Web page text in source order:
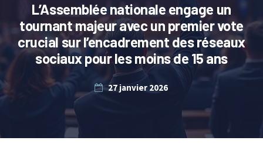
L’Assemblée nationale engage un
tournant majeur avec un premier vote
crucial sur l’encadrement des réseaux
sociaux pour les moins de 15 ans
27 janvier 2026